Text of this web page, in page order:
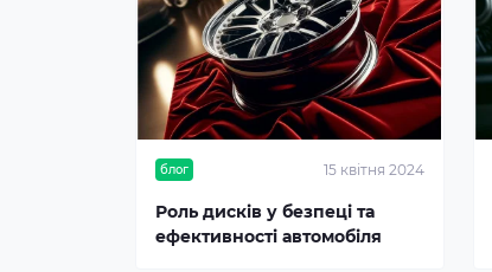
блог 15 квітня 2024
Роль дисків у безпеці та
ефективності автомобіля